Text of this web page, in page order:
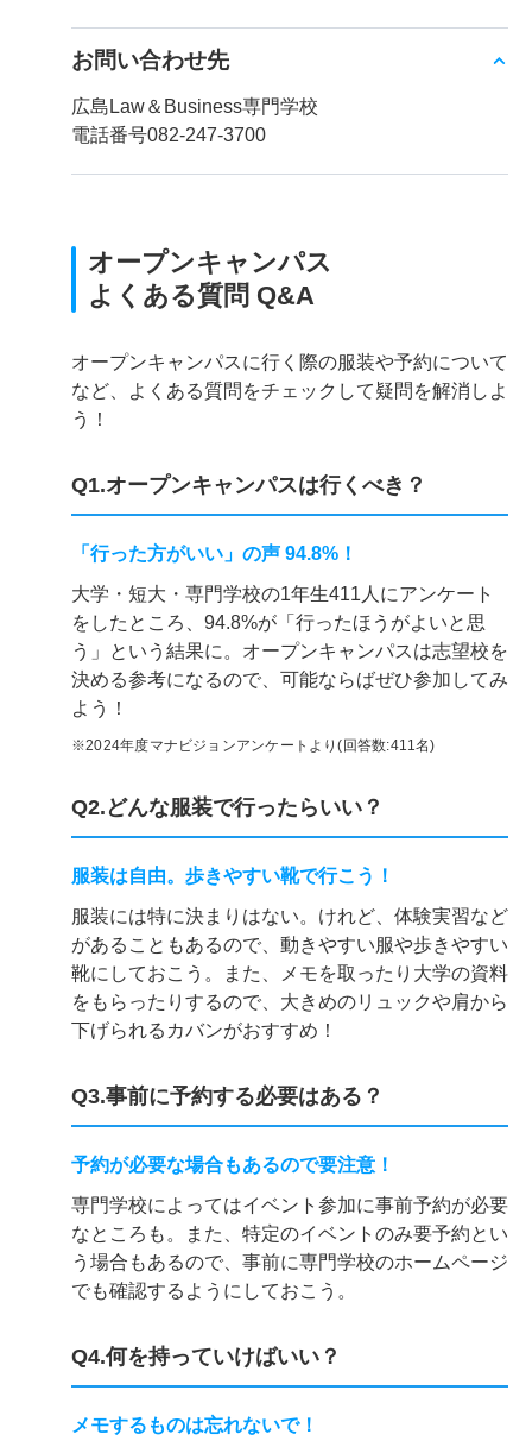
お問い合わせ先
広島Law＆Business専門学校
電話番号082-247-3700
オープンキャンパス
よくある質問 Q&A
オープンキャンパスに行く際の服装や予約について
など、よくある質問をチェックして疑問を解消しよ
う！
Q1.オープンキャンパスは行くべき？
「行った方がいい」の声 94.8%！
大学・短大・専門学校の1年生411人にアンケート
をしたところ、94.8%が「行ったほうがよいと思
う」という結果に。オープンキャンパスは志望校を
決める参考になるので、可能ならばぜひ参加してみ
よう！
※2024年度マナビジョンアンケートより(回答数:411名)
Q2.どんな服装で行ったらいい？
服装は自由。歩きやすい靴で行こう！
服装には特に決まりはない。けれど、体験実習など
があることもあるので、動きやすい服や歩きやすい
靴にしておこう。また、メモを取ったり大学の資料
をもらったりするので、大きめのリュックや肩から
下げられるカバンがおすすめ！
Q3.事前に予約する必要はある？
予約が必要な場合もあるので要注意！
専門学校によってはイベント参加に事前予約が必要
なところも。また、特定のイベントのみ要予約とい
う場合もあるので、事前に専門学校のホームページ
でも確認するようにしておこう。
Q4.何を持っていけばいい？
メモするものは忘れないで！